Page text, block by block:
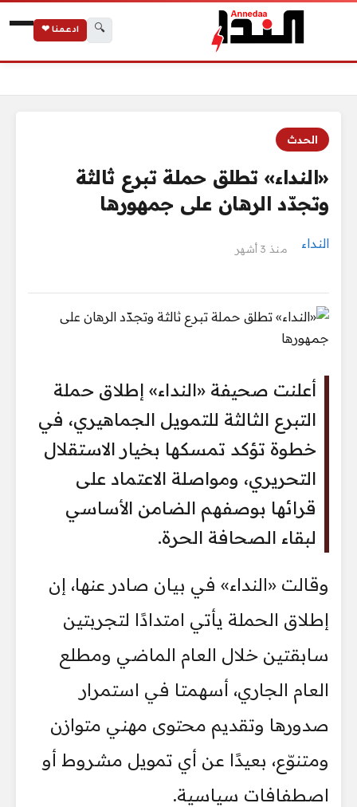
🔍 ادعمنا ❤
الحدث
«النداء» تطلق حملة تبرع ثالثة
وتجدّد الرهان على جمهورها
النداء منذ 3 أشهر
أعلنت صحيفة «النداء» إطلاق حملة
التبرع الثالثة للتمويل الجماهيري، في
خطوة تؤكد تمسكها بخيار الاستقلال
التحريري، ومواصلة الاعتماد على
قرائها بوصفهم الضامن الأساسي
لبقاء الصحافة الحرة.
وقالت «النداء» في بيان صادر عنها، إن
إطلاق الحملة يأتي امتدادًا لتجربتين
سابقتين خلال العام الماضي ومطلع
العام الجاري، أسهمتا في استمرار
صدورها وتقديم محتوى مهني متوازن
ومتنوّع، بعيدًا عن أي تمويل مشروط أو
اصطفافات سياسية.